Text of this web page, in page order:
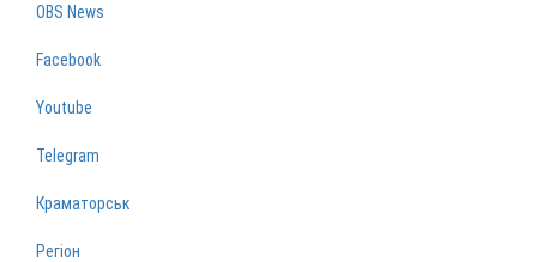
OBS News
Facebook
Youtube
Telegram
Краматорськ
Регіон